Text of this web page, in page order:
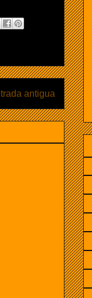
antigua